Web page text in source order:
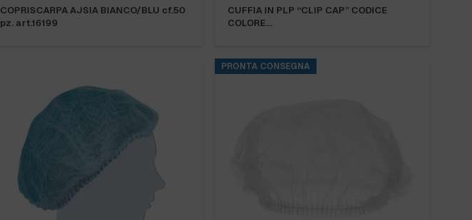
COPRISCARPA AJSIA BIANCO/BLU cf.50
pz. art.16199
CUFFIA IN PLP “CLIP CAP” CODICE
COLORE…
PRONTA CONSEGNA